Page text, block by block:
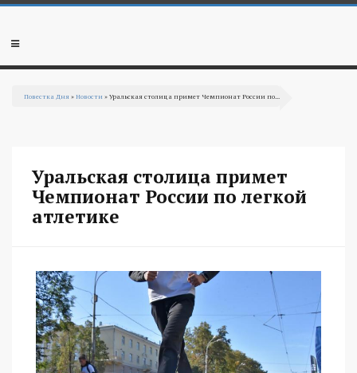
Перейти к основному содержанию
Мобильное
Повестка Дня »Новости » Уральская столица примет Чемпионат России по...
Уральская столица примет
Чемпионат России по легкой
атлетике